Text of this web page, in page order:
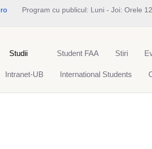
Program cu publicul: Luni - Joi: Orele
Studii Student FAA Stiri
Intranet-UB International Students